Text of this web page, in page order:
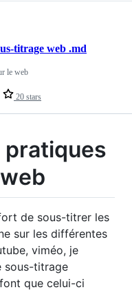
20 stars
titrage web .md
le web
pratiques
de sous-titrer les
sur les différentes
viméo, je
sous-titrage
que celui-ci